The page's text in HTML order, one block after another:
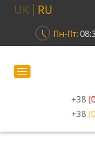
UK RU
Пн-Пт:
+38
+38